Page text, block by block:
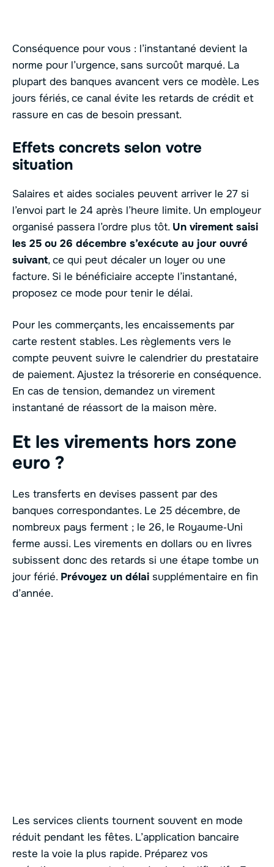
Conséquence pour vous : l’instantané devient la
norme pour l’urgence, sans surcoût marqué. La
plupart des banques avancent vers ce modèle. Les
jours fériés, ce canal évite les retards de crédit et
rassure en cas de besoin pressant.
Effets concrets selon votre
situation
Salaires et aides sociales peuvent arriver le 27 si
l’envoi part le 24 après l’heure limite. Un employeur
organisé passera l’ordre plus tôt. Un virement saisi
les 25 ou 26 décembre s’exécute au jour ouvré
suivant, ce qui peut décaler un loyer ou une
facture. Si le bénéficiaire accepte l’instantané,
proposez ce mode pour tenir le délai.
Pour les commerçants, les encaissements par
carte restent stables. Les règlements vers le
compte peuvent suivre le calendrier du prestataire
de paiement. Ajustez la trésorerie en conséquence.
En cas de tension, demandez un virement
instantané de réassort de la maison mère.
Et les virements hors zone
euro ?
Les transferts en devises passent par des
banques correspondantes. Le 25 décembre, de
nombreux pays ferment ; le 26, le Royaume‑Uni
ferme aussi. Les virements en dollars ou en livres
subissent donc des retards si une étape tombe un
jour férié. Prévoyez un délai supplémentaire en fin
d’année.
Les services clients tournent souvent en mode
réduit pendant les fêtes. L’application bancaire
reste la voie la plus rapide. Préparez vos